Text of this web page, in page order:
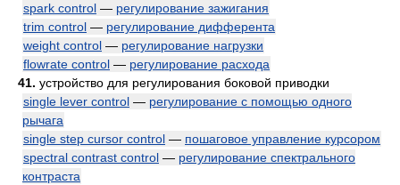
spark control — регулирование зажигания
trim control — регулирование дифферента
weight control — регулирование нагрузки
flowrate control — регулирование расхода
41. устройство для регулирования боковой приводки
single lever control — регулирование с помощью одного
рычага
single step cursor control — пошаговое управление курсором
spectral contrast control — регулирование спектрального
контраста